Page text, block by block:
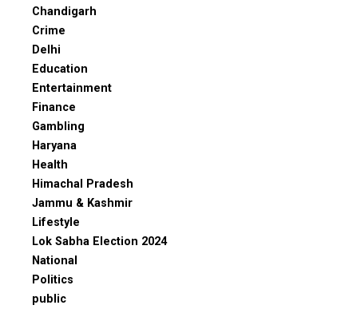
Chandigarh
Crime
Delhi
Education
Entertainment
Finance
Gambling
Haryana
Health
Himachal Pradesh
Jammu & Kashmir
Lifestyle
Lok Sabha Election 2024
National
Politics
public